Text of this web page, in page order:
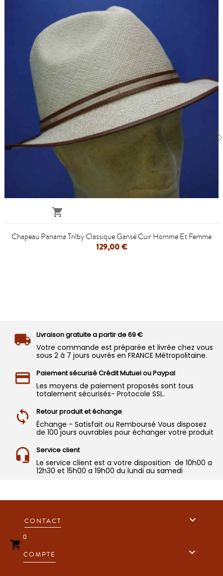

Chapeau Panama Trilby Classique Gansé Cuir Homme Et Femme
129,00 €
Livraison gratuite a partir de 69 €
Votre commande est préparée et livrée chez vous
sous 2 à 7 jours ouvrés en FRANCE Métropolitaine.
Paiement sécurisé Crédit Mutuel ou Paypal
Les moyens de paiement proposés sont tous
totalement sécurisés- Protocole SSL.
Retour produit et échange
Échange - Satisfait ou Remboursé Vous disposez
de 100 jours ouvrables pour échanger votre produit
Service client
Le service client est a votre disposition de 10h00 a
12h30 et 15h00 a 19h00 du lundi au samedi
CONTACT 
COMPTE 

0